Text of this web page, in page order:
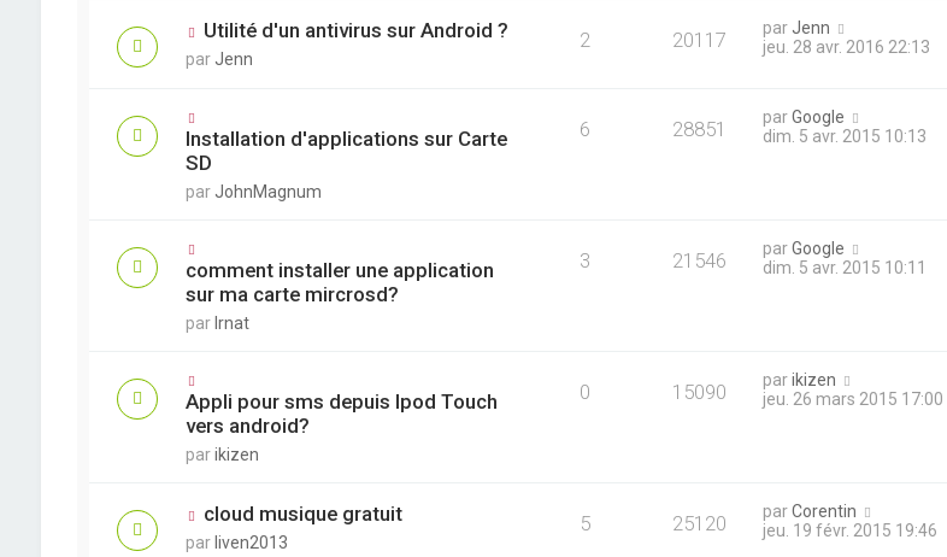
Utilité d'un antivirus sur Android ?
par Jenn
2 20117 par Jenn
jeu. 28 avr. 2016 22:13
Installation d'applications sur Carte
SD
par JohnMagnum
6 28851 parGoogle
dim. 5 avr. 2015 10:13
comment installer une application
sur ma carte mircrosd?
par lrnat
3 21546 parGoogle
dim. 5 avr. 2015 10:11
Appli pour sms depuis Ipod Touch
vers android?
parikizen
0 15090 parikizen
jeu. 26 mars 2015 17:00
cloud musique gratuit
par liven2013
5 25120 parCorentin
jeu. 19 févr. 2015 19:46